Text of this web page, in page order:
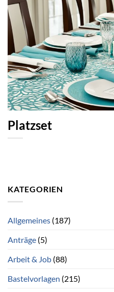
Platzset
KATEGORIEN
Allgemeines (187)
Anträge (5)
Arbeit & Job (88)
Bastelvorlagen (215)